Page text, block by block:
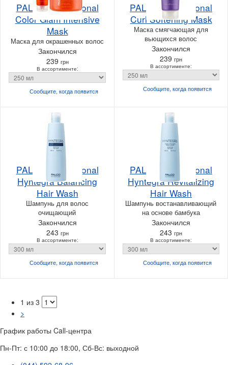
PALCO Professional
Color Glam Intensive
Mask
Маска для окрашенных волос
Закончился
239 грн
В ассортименте:
Сообщите, когдапоявится
PALCO Professional
Curl Softening Mask
Маска смягчающая для
вьющихся волос
Закончился
239 грн
В ассортименте:
Сообщите, когдапоявится
PALCO Professional
Hyntegra Balancing
Hair Wash
Шампунь для волос
очищающий
Закончился
243 грн
В ассортименте:
Сообщите, когдапоявится
PALCO Professional
Hyntegra Revitalizing
Hair Wash
Шампунь востанавливающий
на основе бамбука
Закончился
243 грн
В ассортименте:
Сообщите, когдапоявится
1 из 3
>
График работы Call-центра
Пн-Пт: с 10:00 до 18:00, Сб-Вс: выходной